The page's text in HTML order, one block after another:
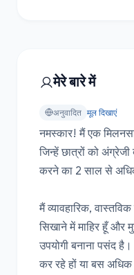
मेरे बारे में
अनुवादित मूल दिखाएं
नमस्कार! मैं एक
जिन्हें छात्रों को
करने का 2 साल से
मैं व्यावहारिक,
सिखाने में माहिर हूँ और
उपयोगी बनाना पसंद
कर रहे हों या बस